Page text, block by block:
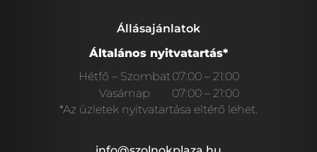
Állásajánlatok
Általános nyitvatartás*
Hétfő – Szombat07:00 – 21:00
Vasárnap
07:00 – 21:00
*Az üzletek nyitvatartása eltérő lehet.